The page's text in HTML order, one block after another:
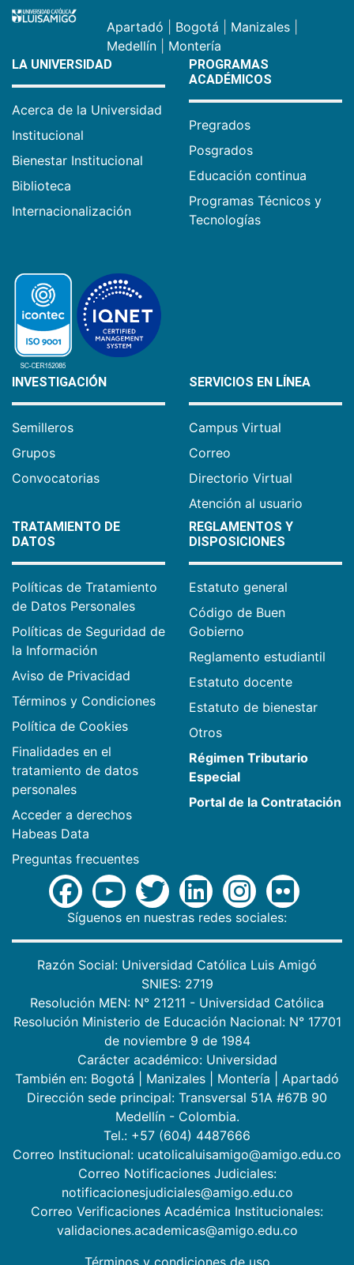
Apartadó Bogotá Manizales
Medellín
Montería
LA UNIVERSIDAD
Acerca de la Universidad
Institucional
Bienestar Institucional
Biblioteca
Internacionalización
PROGRAMAS
ACADÉMICOS
Pregrados
Posgrados
Educación continua
Programas Técnicos y
Tecnologías
INVESTIGACIÓN
Semilleros
Grupos
Convocatorias
SERVICIOS EN LÍNEA
Campus Virtual
Correo
Directorio Virtual
Atención al usuario
TRATAMIENTO DE
DATOS
Políticas de Tratamiento
de Datos Personales
Políticas de Seguridad de
la Información
Aviso de Privacidad
Términos y Condiciones
Política de Cookies
Finalidades en el
tratamiento de datos
personales
Acceder a derechos
Habeas Data
Preguntas frecuentes
REGLAMENTOS Y
DISPOSICIONES
Estatuto general
Código de Buen
Gobierno
Reglamento estudiantil
Estatuto docente
Estatuto de bienestar
Otros
Régimen Tributario
Especial
Portal de la Contratación
Síguenos en nuestras redes sociales:
Razón Social: Universidad Católica Luis Amigó
SNIES: 2719
Resolución MEN: N° 21211 - Universidad Católica
Resolución Ministerio de Educación Nacional: N° 17701
de noviembre 9 de 1984
Carácter académico: Universidad
También en: Bogotá Manizales Montería
Apartadó
Dirección sede principal: Transversal 51A #67B 90
Medellín - Colombia.
Tel.: +57 (604) 4487666
Correo Institucional: ucatolicaluisamigo@amigo.edu.co
Correo Notificaciones Judiciales:
notificacionesjudiciales@amigo.edu.co
Correo Verificaciones Académica Institucionales:
validaciones.academicas@amigo.edu.co
Términos y condiciones de uso